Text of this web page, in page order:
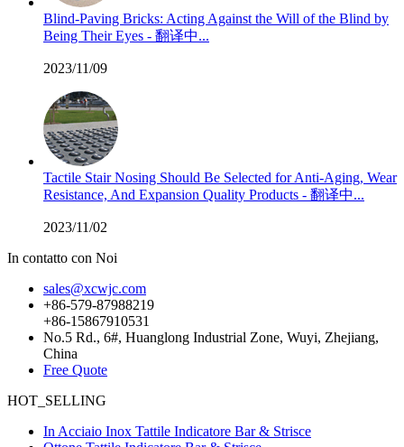
Blind-Paving Bricks: Acting Against the Will of the Blind by
Being Their Eyes - 翻译中...
2023/11/09
Tactile Stair Nosing Should Be Selected for Anti-Aging, Wear
Resistance, And Expansion Quality Products - 翻译中...
2023/11/02
In contatto con Noi
sales@xcwjc.com
+86-579-87988219
+86-15867910531
No.5 Rd., 6#, Huanglong Industrial Zone, Wuyi, Zhejiang,
China
Free Quote
HOT_SELLING
In Acciaio Inox Tattile Indicatore Bar & Strisce